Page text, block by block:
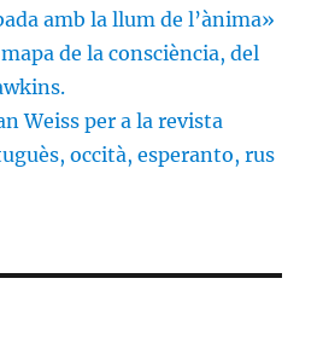
amb la llum de l’ànima»
de la consciència, del
Weiss per a la revista
occità, esperanto, rus